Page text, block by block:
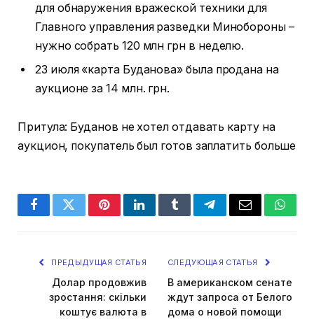
для обнаружения вражеской техники для
Главного управления разведки Минобороны –
нужно собрать 120 млн грн в неделю.
23 июля «карта Буданова» была продана на
аукционе за 14 млн. грн.
Притула: Буданов не хотел отдавать карту на
аукцион, покупатель был готов заплатить больше
FacebookTwitterPinterestLinkedInTumblrTelegramEmail
ПРЕДЫДУЩАЯ СТАТЬЯ
Долар продовжив
зростання: скільки
коштує валюта в
СЛЕДУЮЩАЯ СТАТЬЯ
В американском сенате
ждут запроса от Белого
дома о новой помощи